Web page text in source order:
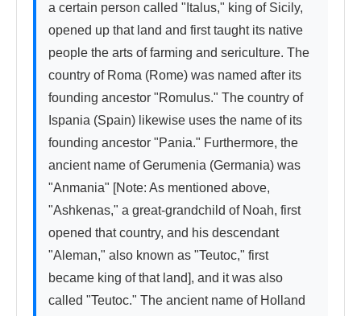
a certain person called "Italus," king of Sicily,
opened up that land and first taught its native
people the arts of farming and sericulture. The
country of Roma (Rome) was named after its
founding ancestor "Romulus." The country of
Ispania (Spain) likewise uses the name of its
founding ancestor "Pania." Furthermore, the
ancient name of Gerumenia (Germania) was
"Anmania" [Note: As mentioned above,
"Ashkenas," a great-grandchild of Noah, first
opened that country, and his descendant
"Aleman," also known as "Teutoc," first
became king of that land], and it was also
called "Teutoc." The ancient name of Holland